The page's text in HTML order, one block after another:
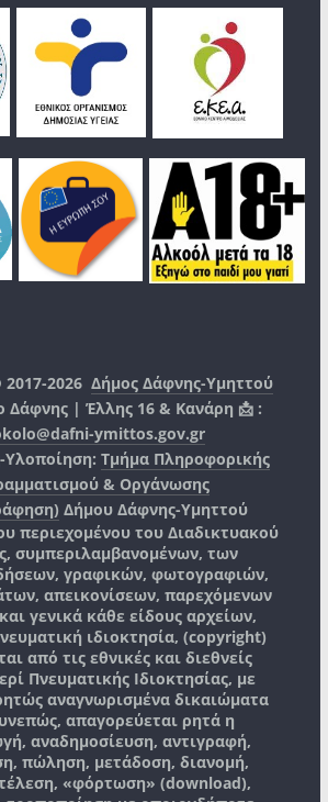
2017-2026Δήμος Δάφνης-Υμηττού
Δάφνης | Έλλης 16 & Κανάρη 📩 :
ymittos.gov.gr
Υλοποίηση: Τμήμα Πληροφορικής
& Οργάνωσης
Δήμου Δάφνης-Υμηττού
περιεχομένου του Διαδικτυακού
συμπεριλαμβανομένων, των
γραφικών, φωτογραφιών,
απεικονίσεων, παρεχόμενων
γενικά κάθε είδους αρχείων,
ιδιοκτησία, (copyright)
από τις εθνικές και διεθνείς
Πνευματικής Ιδιοκτησίας, με
αναγνωρισμένα δικαιώματα
απαγορεύεται ρητά η
αναδημοσίευση, αντιγραφή,
πώληση, μετάδοση, διανομή,
«φόρτωση» (download),